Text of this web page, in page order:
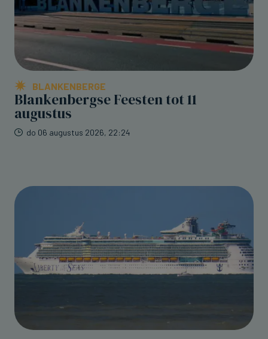
BLANKENBERGE
Blankenbergse Feesten tot 11
augustus
do 06 augustus 2026, 22:24